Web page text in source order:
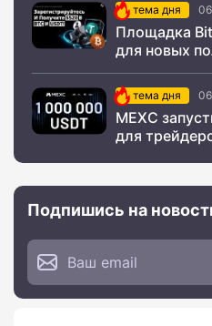
тема дня
Площадка
для новых
тема дня
MEXC
для
Подпишись на